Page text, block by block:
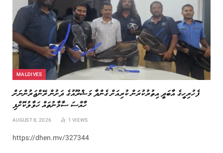
MALDIVES
ފެހުރިހީގެ އާބަދީ އިތުރުކުރަން ކުރިއަށް ގެންދާ މަޝްރޫއުގެ ދަށުން ރޭންޖަރުންނަށް
ހާއްސަ ސާމާނުތައް ހަވާލުކޮށްފި
AUGUST 8, 2026 1VIEWS
https://dhen.mv/327344